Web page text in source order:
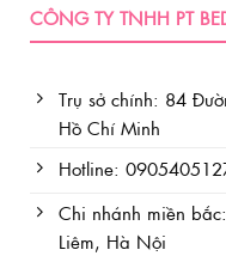
CÔNG TY TNHH PT
Trụ sở chính: 84
Hồ Chí Minh
Hotline:
Chi nhánh miền
Liêm, Hà Nội